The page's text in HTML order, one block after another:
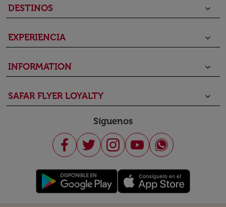
DESTINOS keyboard_arrow_down
EXPERIENCIA keyboard_arrow_down
INFORMATION keyboard_arrow_down
SAFAR FLYER LOYALTY keyboard_arrow_down
Síguenos